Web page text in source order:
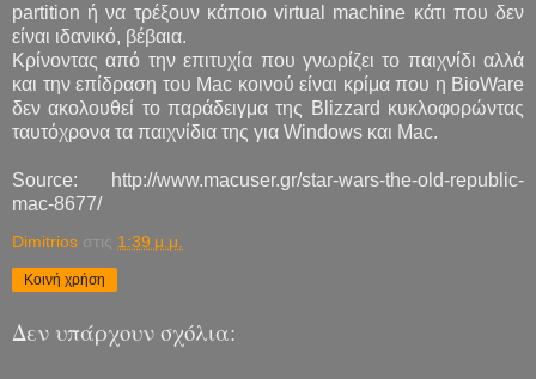
partition ή να τρέξουν κάποιο virtual machine κάτι που δεν
είναι ιδανικό, βέβαια.
Κρίνοντας από την επιτυχία που γνωρίζει το παιχνίδι αλλά
και την επίδραση του Mac κοινού είναι κρίμα που η BioWare
δεν ακολουθεί το παράδειγμα της Blizzard κυκλοφορώντας
ταυτόχρονα τα παιχνίδια της για Windows και Mac.
Source: http://www.macuser.gr/star-wars-the-old-republic-
mac-8677/
Dimitrios στις 1:39 μ.μ.
Κοινή χρήση
Δεν υπάρχουν σχόλια: